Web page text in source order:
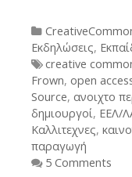
Categories
Εκδηλώσεις,
Tags
creative
Frown, open
Source, ανοιχτο
δημιουργοί, ΕΕΛ/
Καλλιτεχνες,
παραγωγή
5 Comments